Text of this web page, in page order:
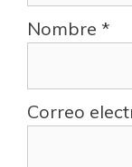
Nombre *
Correo